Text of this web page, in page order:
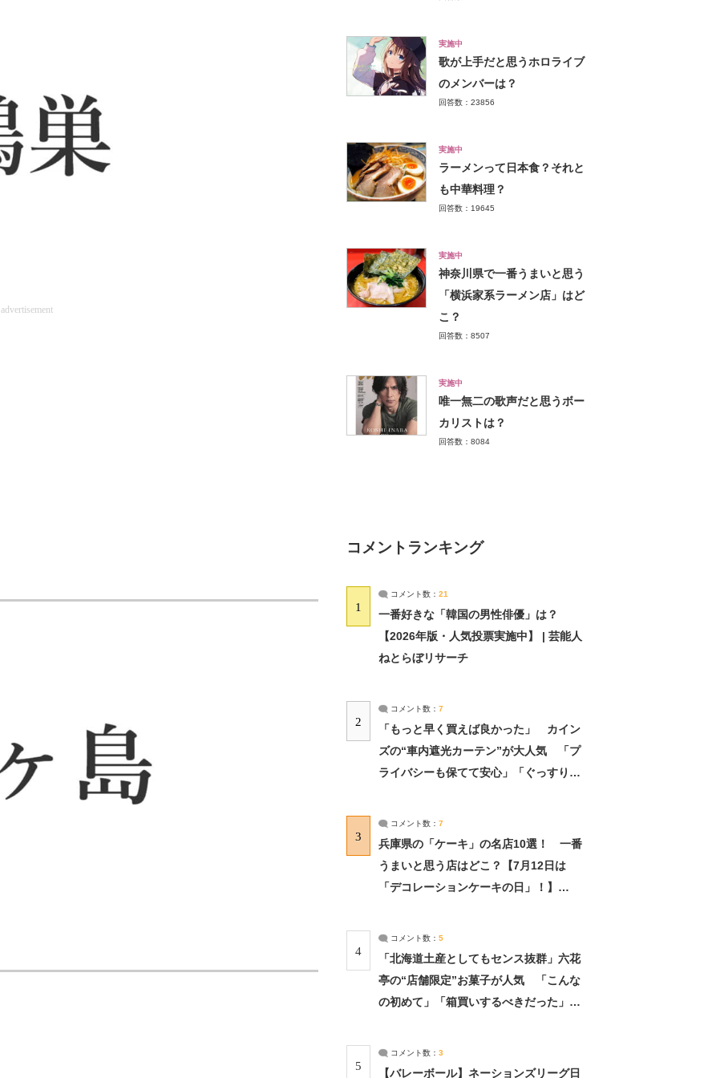
advertisement
実施中
歌が上手だと思うホロライブ
のメンバーは？
回答数：23856
実施中
ラーメンって日本食？それと
も中華料理？
回答数：19645
実施中
神奈川県で一番うまいと思う
「横浜家系ラーメン店」はど
こ？
回答数：8507
実施中
唯一無二の歌声だと思うボー
カリストは？
回答数：8084
コメントランキング
1
コメント数： 21
一番好きな「韓国の男性俳優」は？
【2026年版・人気投票実施中】 | 芸能人
ねとらぼリサーチ
2
コメント数： 7
「もっと早く買えば良かった」 カイン
ズの“車内遮光カーテン”が大人気 「プ
ライバシーも保てて安心」「ぐっすり眠
3
コメント数： 7
兵庫県の「ケーキ」の名店10選！ 一番
うまいと思う店はどこ？【7月12日は
「デコレーションケーキの日」！】
4
コメント数： 5
「北海道土産としてもセンス抜群」六花
亭の“店舗限定”お菓子が人気 「こんな
の初めて」「箱買いするべきだった」
5
コメント数： 3
【バレーボール】ネーションズリーグ日